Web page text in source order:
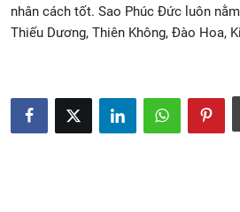
Tâm Linh
Liên Hệ
nhân cách tốt. Sao Phúc Đức luôn
Thiếu Dương, Thiên Không, Đào Hoa,